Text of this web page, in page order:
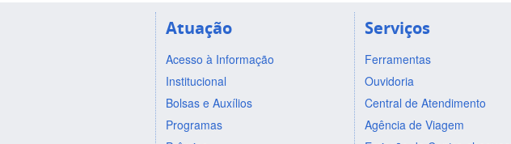
Atuação
Acesso à Informação
Institucional
Bolsas e Auxílios
Programas
Serviços
Ferramentas
Ouvidoria
Central de Atendimento
Agência de Viagem